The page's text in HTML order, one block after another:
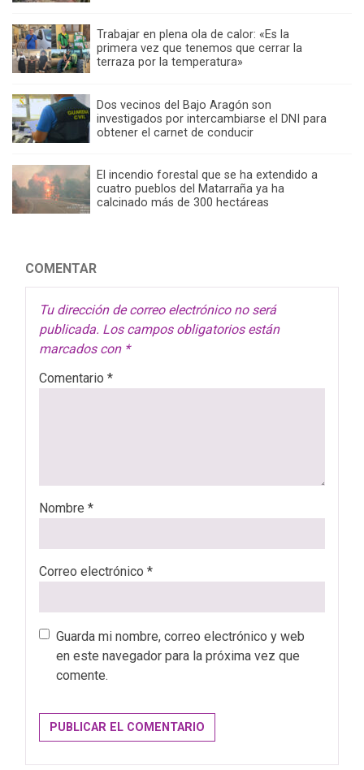
Trabajar en plena ola de calor: «Es la
primera vez que tenemos que cerrar la
terraza por la temperatura»
Dos vecinos del Bajo Aragón son
investigados por intercambiarse el DNI para
obtener el carnet de conducir
El incendio forestal que se ha extendido a
cuatro pueblos del Matarraña ya ha
calcinado más de 300 hectáreas
COMENTAR
Tu dirección de correo electrónico no será
publicada. Los campos obligatorios están
marcados con *
Comentario *
Nombre *
Correo electrónico *
Guarda mi nombre, correo electrónico y web
en este navegador para la próxima vez que
comente.